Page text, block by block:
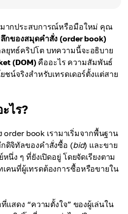
มากประสบการณ์หรือมือใหม่ คุณ
กของสมุดคำสั่ง (order book)
ยุทธ์คริปโต บทความนี้จะอธิบาย
(DOM)คืออะไร ความสัมพันธ์
ชน์จริงสำหรับเทรดเดอร์ตั้งแต่สาย
ไร?
order book เรามาเริ่มจากพื้นฐาน
ดิจิทัลของคำสั่งซื้อ (bid) และขาย
ง ๆ ที่ยังเปิดอยู่ โดยจัดเรียงตาม
คนที่ผู้เทรดต้องการซื้อหรือขายใน
แสดง “ความตั้งใจ” ของผู้เล่นใน